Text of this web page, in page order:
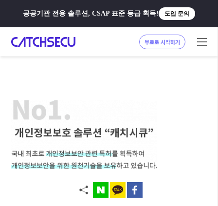
공공기관 전용 솔루션, CSAP 표준 등급 획득! 도입 문의
무료로 시작하기